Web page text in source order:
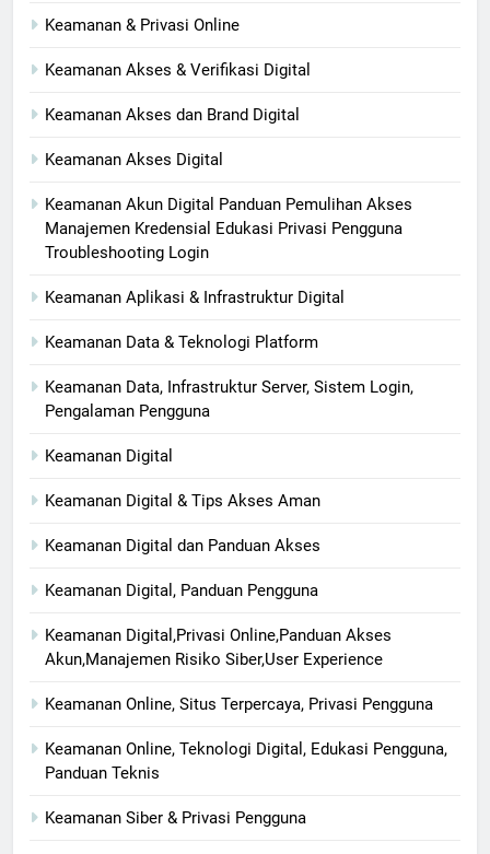
Keamanan & Privasi Online
Keamanan Akses & Verifikasi Digital
Keamanan Akses dan Brand Digital
Keamanan Akses Digital
Keamanan Akun Digital Panduan Pemulihan Akses
Manajemen Kredensial Edukasi Privasi Pengguna
Troubleshooting Login
Keamanan Aplikasi & Infrastruktur Digital
Keamanan Data & Teknologi Platform
Keamanan Data, Infrastruktur Server, Sistem Login,
Pengalaman Pengguna
Keamanan Digital
Keamanan Digital & Tips Akses Aman
Keamanan Digital dan Panduan Akses
Keamanan Digital, Panduan Pengguna
Keamanan Digital,Privasi Online,Panduan Akses
Akun,Manajemen Risiko Siber,User Experience
Keamanan Online, Situs Terpercaya, Privasi Pengguna
Keamanan Online, Teknologi Digital, Edukasi Pengguna,
Panduan Teknis
Keamanan Siber & Privasi Pengguna